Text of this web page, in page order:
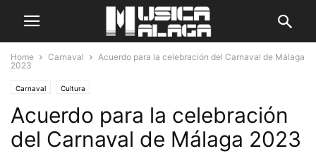
Home Carnaval
Acuerdo para la celebración del Carnaval de Málaga
2023
Carnaval Cultura
Acuerdo para la celebración
del Carnaval de Málaga 2023